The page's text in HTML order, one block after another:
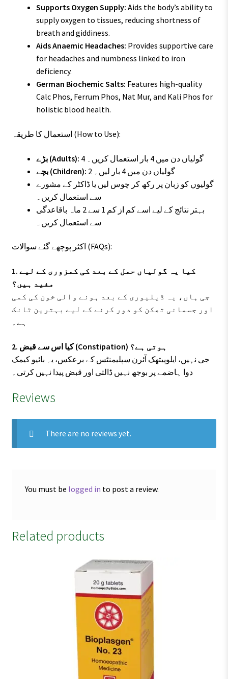
Supports Oxygen Supply: Aids the body’s ability to
supply oxygen to tissues, reducing shortness of
breath and giddiness.
Aids Anaemic Headaches: Provides supportive care
for headaches and numbness linked to iron
deficiency.
German Biochemic Salts: Features high-quality
Calc Phos, Ferrum Phos, Nat Mur, and Kali Phos for
holistic blood health.
استعمال کا طریقہ (How to Use):
بڑے (Adults):
4 گولیاں دن میں 4 بار استعمال کریں۔
بچے (Children):
2 گولیاں دن میں 4 بار لیں۔
گولیوں کو زبان پر رکھ کر چوس لیں یا ڈاکٹر کے مشورے
سے استعمال کریں۔
بہتر نتائج کے لیے اسے کم از کم 1 سے 2 ماہ باقاعدگی
سے استعمال کریں۔
اکثر پوچھے گئے سوالات (FAQs):
1. کیا یہ گولیاں حمل کے بعد کی کمزوری کے لیے
مفید ہیں؟
جی ہاں، یہ ڈیلیوری کے بعد ہونے والی خون کی کمی
اور جسمانی تھکن کو دور کرنے کے لیے بہترین ٹانک
ہے۔
2. کیا اس سے قبض (Constipation) ہوتی ہے؟
جی نہیں، ایلوپیتھک آئرن سپلیمنٹس کے برعکس، یہ بائیو کیمک
دوا ہاضمے پر بوجھ نہیں ڈالتی اور قبض پیدا نہیں کرتی۔
Reviews
There are no reviews yet.
You must be logged in to post a review.
Related products